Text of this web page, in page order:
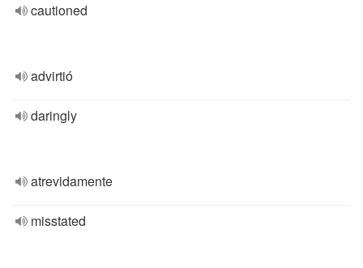
cautioned
advirtió
daringly
atrevidamente
misstated